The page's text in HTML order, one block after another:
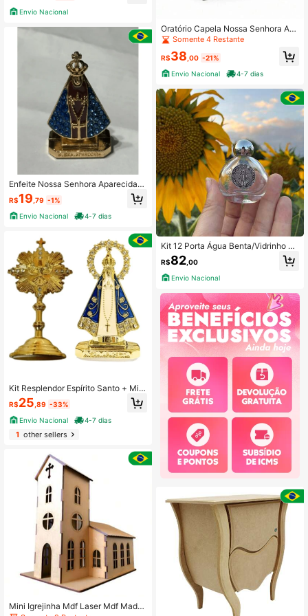
adeirado
Envio Nacional
Enfeite Nossa Senhora Aparecida
Manto Cravejado Azul Marrom
R$19 ,79 -1%
Envio Nacional
4-7 dias
Kit Resplendor Espírito Santo + Mini
Nossa Senhora Aparecida
R$25 ,89 -33%
Envio Nacional
4-7 dias
1other sellers
Mini Igrejinha Mdf Laser Mdf Madei
Oratório Capela Nossa Senhora Ap
arecida 17cm Cinza
Somente 4 Restante
R$38 ,00 -21%
Envio Nacional
4-7 dias
Kit 12 Porta Água Benta/Vidrinho Re
dondo De Nossa Senhora
R$82 ,00
Envio Nacional